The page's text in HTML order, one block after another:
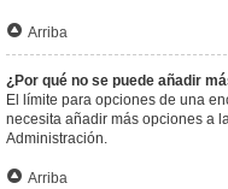
Arriba
¿Por qué no se puede añadir
El límite para opciones de una
necesita añadir más opciones a
Administración.
Arriba